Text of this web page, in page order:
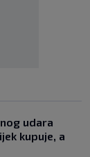
udara
kupuje, a